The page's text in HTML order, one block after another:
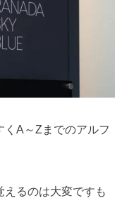
くA～Zまでのアルフ
えるのは大変ですも